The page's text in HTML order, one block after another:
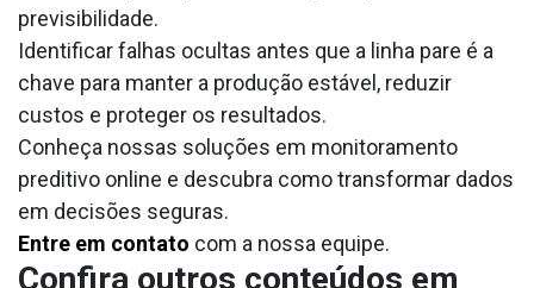
previsibilidade.
Identificar falhas ocultas antes que a linha pare é a
chave para manter a produção estável, reduzir
custos e proteger os resultados.
Conheça nossas soluções em monitoramento
preditivo online e descubra como transformar dados
em decisões seguras.
Entre em contato com a nossa equipe.
Confira outros conteúdos em